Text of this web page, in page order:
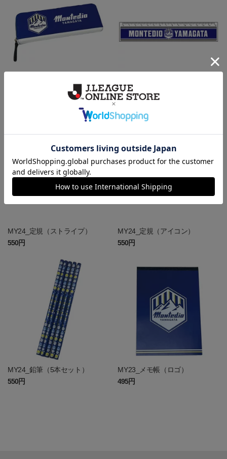
MY24_定規（エンブレム）
MY24_定規（ストライプ）
550円
MY24_定規（アイコン）
550円
MY24_鉛筆（5本セット）
550円
MY23_メモ帳（ロゴ）
495円